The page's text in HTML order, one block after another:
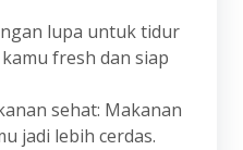
lupa untuk tidur
fresh dan siap
sehat: Makanan
jadi lebih cerdas.